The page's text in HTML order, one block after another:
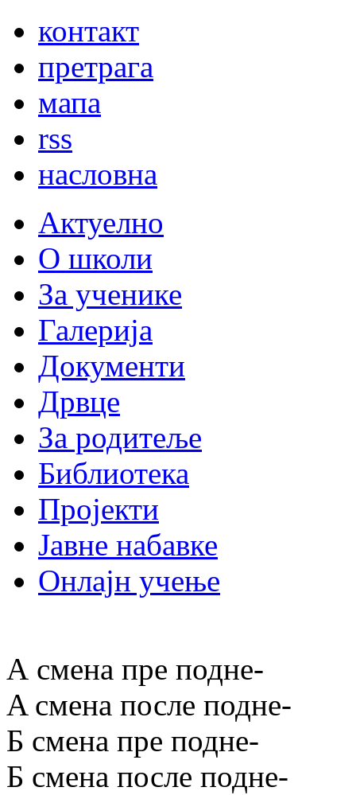
контакт
претрага
мапа
rss
насловна
Актуелно
О школи
За ученике
Галерија
Документи
Дрвце
За родитеље
Библиотека
Пројекти
Јавне набавке
Онлајн учење
А смена пре подне-
A смена после подне-
Б смена пре подне-
Б смена после подне-